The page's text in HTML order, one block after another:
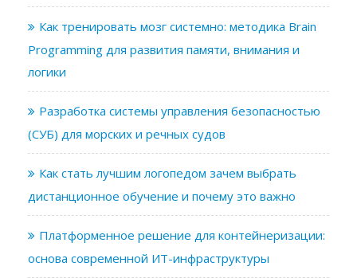
Как тренировать мозг системно: методика Brain
Programming для развития памяти, внимания и
логики
Разработка системы управления безопасностью
(СУБ) для морских и речных судов
Как стать лучшим логопедом зачем выбрать
дистанционное обучение и почему это важно
Платформенное решение для контейнеризации:
основа современной ИТ-инфраструктуры